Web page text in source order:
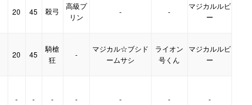
20 45 殺弓
高級プ
リン
- -
マジカルルビ
ー
20 45
騎槍
狂
-
マジカル☆ブシド
ームサシ
ライオン
号くん
マジカルルビ
ー
- - - - - - -